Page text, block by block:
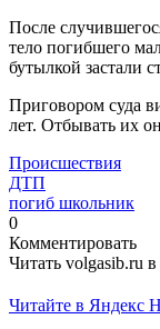
После
тело погибшего
бутылкой застали
Приговором суда
лет. Отбывать их
Происшествия
ДТП
погиб школьник
0
Комментировать
Читать volgasib.ru в
Читайте в Яндекс